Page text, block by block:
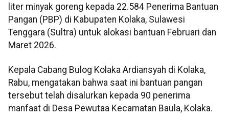
liter minyak goreng kepada 22.584 Penerima Bantuan
Pangan (PBP) di Kabupaten Kolaka, Sulawesi
Tenggara (Sultra) untuk alokasi bantuan Februari dan
Maret 2026.
Kepala Cabang Bulog Kolaka Ardiansyah di Kolaka,
Rabu, mengatakan bahwa saat ini bantuan pangan
tersebut telah disalurkan kepada 90 penerima
manfaat di Desa Pewutaa Kecamatan Baula, Kolaka.